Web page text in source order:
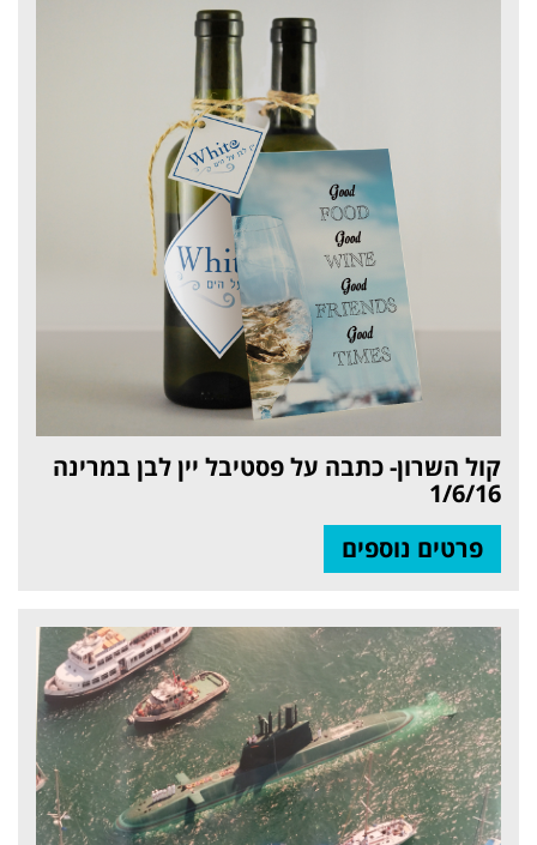
קול השרון- כתבה על פסטיבל יין לבן במרינה
1/6/16
פרטים נוספים